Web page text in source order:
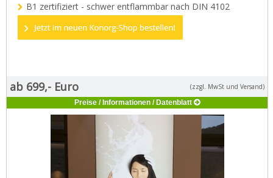
B1 zertifiziert - schwer entflammbar nach DIN 4102
ab 699,- Euro
(zzgl. MwSt und Versand)
Preise / Informationen / Datenblatt